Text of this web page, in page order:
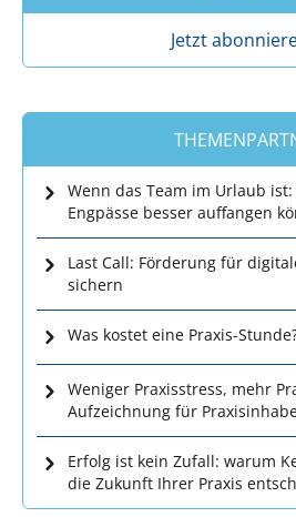
Jetzt
Wenn das Team im Urlaub
Engpässe besser auffangen
Last Call: Förderung für
sichern
Was kostet eine Praxis-
Weniger Praxisstress, mehr
Aufzeichnung für
Erfolg ist kein Zufall: warum
die Zukunft Ihrer Praxis